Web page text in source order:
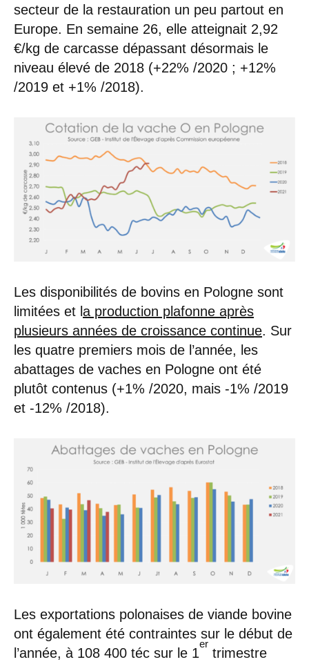
secteur de la restauration un peu partout en
Europe. En semaine 26, elle atteignait 2,92
€/kg de carcasse dépassant désormais le
niveau élevé de 2018 (+22% /2020 ; +12%
/2019 et +1% /2018).
Les disponibilités de bovins en Pologne sont
limitées et l a production plafonne après
plusieurs années de croissance continue. Sur
les quatre premiers mois de l’année, les
abattages de vaches en Pologne ont été
plutôt contenus (+1% /2020, mais -1% /2019
et -12% /2018).
Les exportations polonaises de viande bovine
ont également été contraintes sur le début de
l’année, à 108 400 téc sur le 1
er
trimestre